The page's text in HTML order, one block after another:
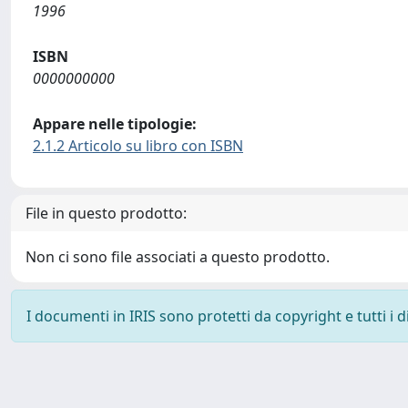
1996
ISBN
0000000000
Appare nelle tipologie:
2.1.2 Articolo su libro con ISBN
File in questo prodotto:
Non ci sono file associati a questo prodotto.
I documenti in IRIS sono protetti da copyright e tutti i